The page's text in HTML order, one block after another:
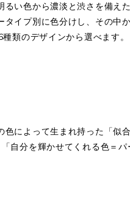
い色から濃淡と渋さを備
イプ別に色分けし、その中
類のデザインから選べます。
色によって生まれ持った「
自分を輝かせてくれる色＝